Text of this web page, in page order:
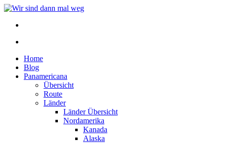
Home
Blog
Panamericana
Übersicht
Route
Länder
Länder Übersicht
Nordamerika
Kanada
Alaska